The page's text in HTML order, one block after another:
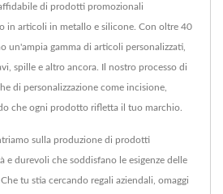
di prodotti promozionali
in articoli in metallo e silicone. Con oltre 40
un'ampia gamma di articoli personalizzati,
spille e altro ancora. Il nostro processo di
di personalizzazione come incisione,
che ogni prodotto rifletta il tuo marchio.
sulla produzione di prodotti
e durevoli che soddisfano le esigenze delle
tu stia cercando regali aziendali, omaggi